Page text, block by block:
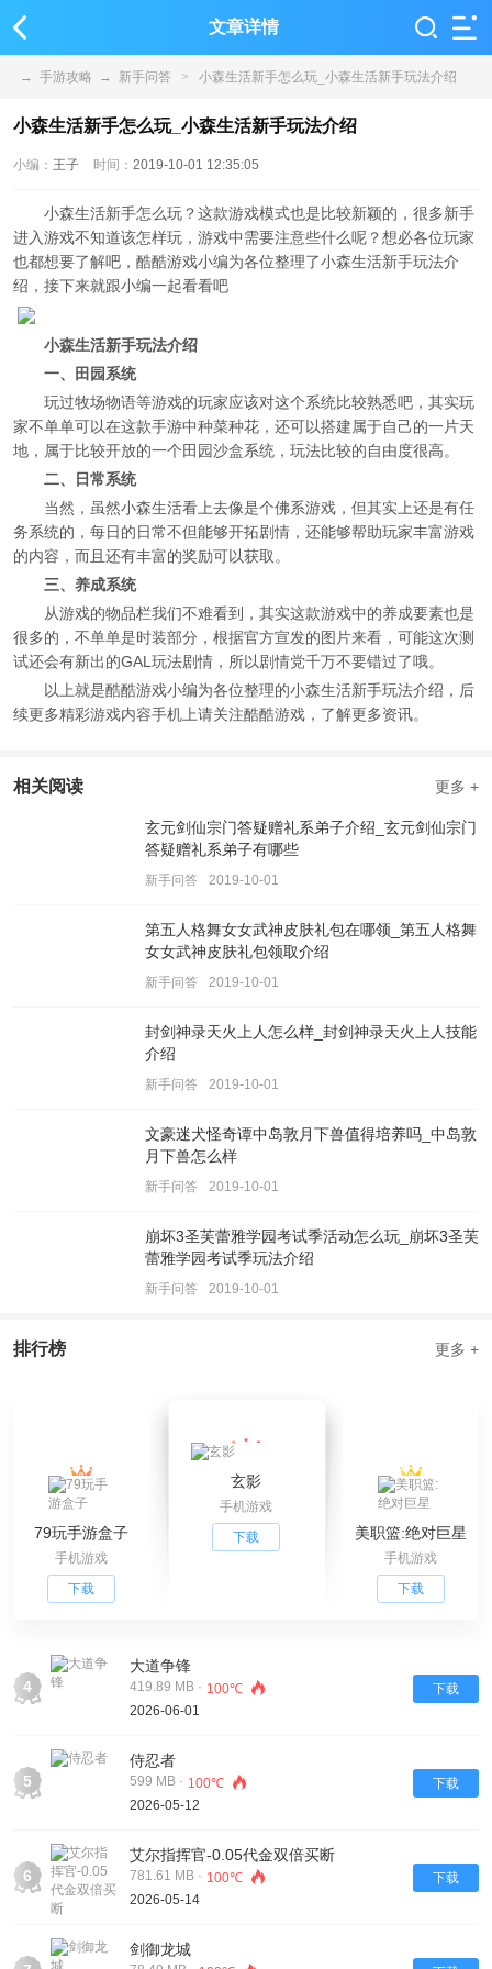
文章详情
→ 手游攻略 → 新手问答 > 小森生活新手怎么玩_小森生活新手玩法介绍
小森生活新手怎么玩_小森生活新手玩法介绍
小编： 王子 时间： 2019-10-01 12:35:05
小森生活新手怎么玩？这款游戏模式也是比较新颖的，很多新手
进入游戏不知道该怎样玩，游戏中需要注意些什么呢？想必各位玩家
也都想要了解吧，酷酷游戏小编为各位整理了小森生活新手玩法介
绍，接下来就跟小编一起看看吧
小森生活新手玩法介绍
一、田园系统
玩过牧场物语等游戏的玩家应该对这个系统比较熟悉吧，其实玩
家不单单可以在这款手游中种菜种花，还可以搭建属于自己的一片天
地，属于比较开放的一个田园沙盒系统，玩法比较的自由度很高。
二、日常系统
当然，虽然小森生活看上去像是个佛系游戏，但其实上还是有任
务系统的，每日的日常不但能够开拓剧情，还能够帮助玩家丰富游戏
的内容，而且还有丰富的奖励可以获取。
三、养成系统
从游戏的物品栏我们不难看到，其实这款游戏中的养成要素也是
很多的，不单单是时装部分，根据官方宣发的图片来看，可能这次测
试还会有新出的GAL玩法剧情，所以剧情党千万不要错过了哦。
以上就是酷酷游戏小编为各位整理的小森生活新手玩法介绍，后
续更多精彩游戏内容手机上请关注酷酷游戏，了解更多资讯。
相关阅读 更多 +
玄元剑仙宗门答疑赠礼系弟子介绍_玄元剑仙宗门
答疑赠礼系弟子有哪些
新手问答 2019-10-01
第五人格舞女女武神皮肤礼包在哪领_第五人格舞
女女武神皮肤礼包领取介绍
新手问答 2019-10-01
封剑神录天火上人怎么样_封剑神录天火上人技能
介绍
新手问答 2019-10-01
文豪迷犬怪奇谭中岛敦月下兽值得培养吗_中岛敦
月下兽怎么样
新手问答 2019-10-01
崩坏3圣芙蕾雅学园考试季活动怎么玩_崩坏3圣芙
蕾雅学园考试季玩法介绍
新手问答 2019-10-01
排行榜 更多 +
79玩手游盒子
手机游戏
下载
玄影
手机游戏
下载
美职篮:绝对巨星
手机游戏
下载
4
大道争锋
419.89 MB · 100℃
2026-06-01
下载
5
侍忍者
599 MB · 100℃
2026-05-12
下载
6
艾尔指挥官-0.05代金双倍买断
781.61 MB · 100℃
2026-05-14
下载
剑御龙城